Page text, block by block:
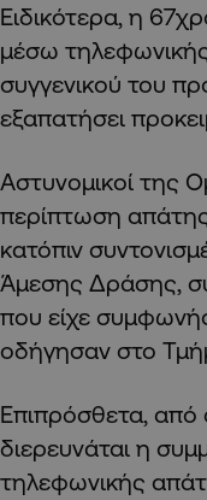
Ειδικότερα, η
μέσω
συγγενικού του
εξαπατήσει
Αστυνομικοί της
περίπτωση
κατόπιν
Άμεσης Δράσης,
που είχε
οδήγησαν στο
Επιπρόσθετα,
διερευνάται η
τηλεφωνικής